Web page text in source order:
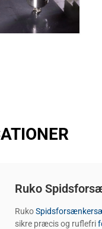
Ruko
Ruko
sikre præcis og ruflefri